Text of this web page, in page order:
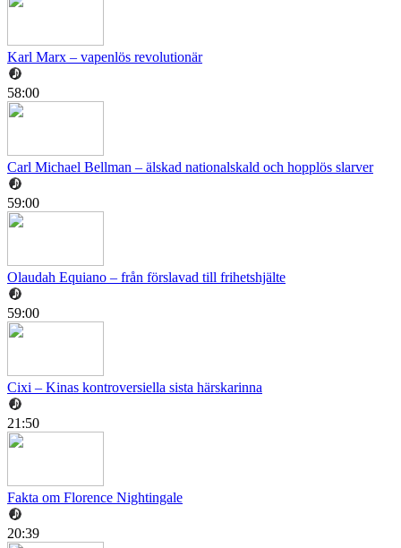
Karl Marx – vapenlös revolutionär
58:00
Carl Michael Bellman – älskad nationalskald och hopplös slarver
59:00
Olaudah Equiano – från förslavad till frihetshjälte
59:00
Cixi – Kinas kontroversiella sista härskarinna
21:50
Fakta om Florence Nightingale
20:39